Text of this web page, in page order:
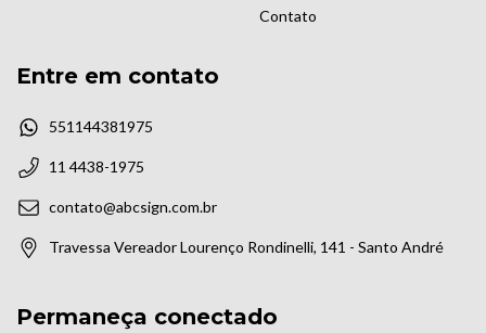
Contato
Entre em contato
551144381975
11 4438-1975
contato@abcsign.com.br
Travessa Vereador Lourenço Rondinelli, 141 - Santo André
Permaneça conectado